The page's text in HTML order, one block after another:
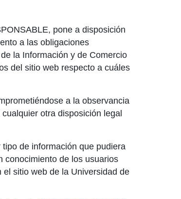
pone a disposición
a las obligaciones
la Información y de Comercio
del sitio web respecto a cuáles
a la observancia
otra disposición legal
de información que pudiera
conocimiento de los usuarios
sitio web de la Universidad de